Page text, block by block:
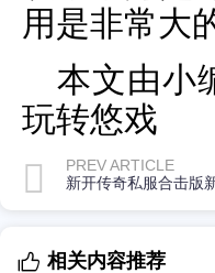
用是非常大
本文由小
玩转悠戏
PREV ARTICLE
相关内容推荐